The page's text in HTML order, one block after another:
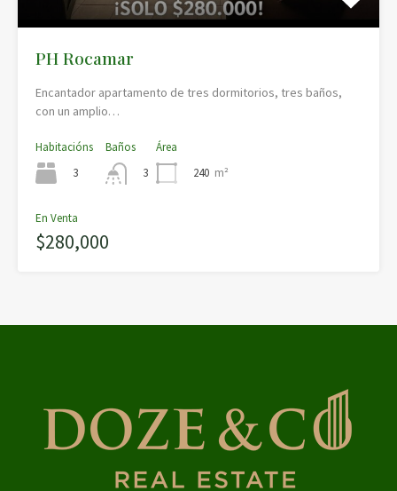
PH Rocamar
Encantador apartamento de tres dormitorios, tres baños,
con un amplio…
Habitacións
3
Baños
3
Área
240 m²
En Venta
$280,000